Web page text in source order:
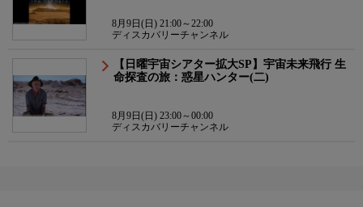
8月9日(日) 21:00～22:00
ディスカバリーチャンネル
【日曜宇宙シアター拡大SP】宇宙未来飛行 生
命探査の旅：惑星ハンター(二)
8月9日(日) 23:00～00:00
ディスカバリーチャンネル